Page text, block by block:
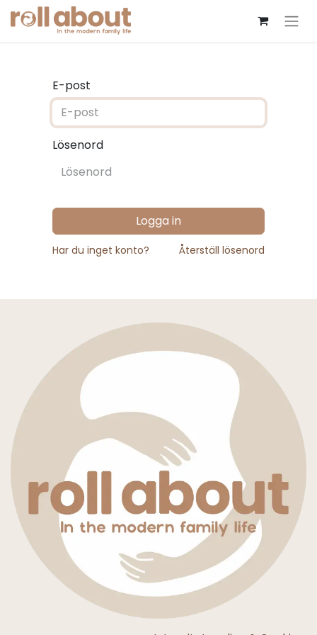
E-post
Lösenord
Logga in
Har du inget konto? Återställ lösenord